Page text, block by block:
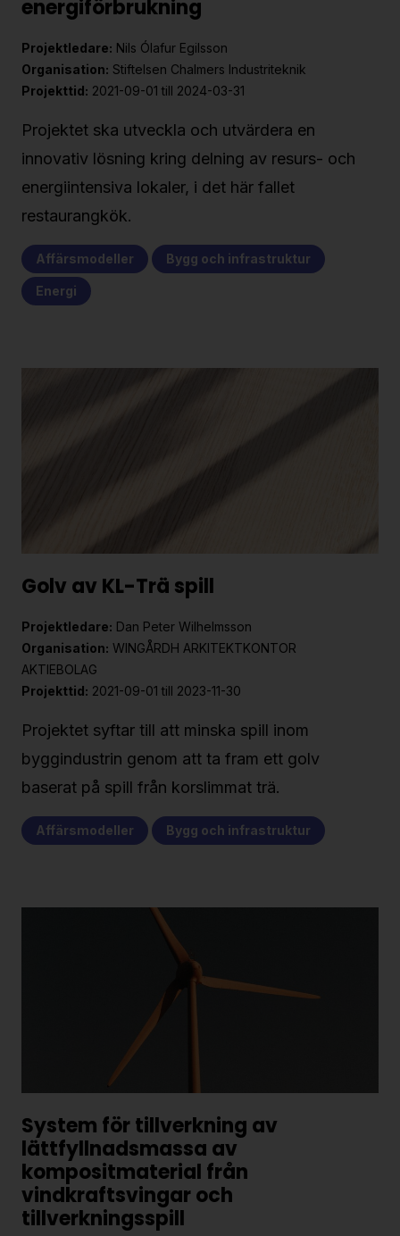
energiförbrukning
Projektledare: Nils Ólafur Egilsson
Organisation: Stiftelsen Chalmers Industriteknik
Projekttid: 2021-09-01 till 2024-03-31
Projektet ska utveckla och utvärdera en
innovativ lösning kring delning av resurs- och
energiintensiva lokaler, i det här fallet
restaurangkök.
Affärsmodeller Bygg och infrastruktur
Energi
Golv av KL-Trä spill
Projektledare: Dan Peter Wilhelmsson
Organisation: WINGÅRDH ARKITEKTKONTOR
AKTIEBOLAG
Projekttid: 2021-09-01 till 2023-11-30
Projektet syftar till att minska spill inom
byggindustrin genom att ta fram ett golv
baserat på spill från korslimmat trä.
Affärsmodeller Bygg och infrastruktur
System för tillverkning av
lättfyllnadsmassa av
kompositmaterial från
vindkraftsvingar och
tillverkningsspill